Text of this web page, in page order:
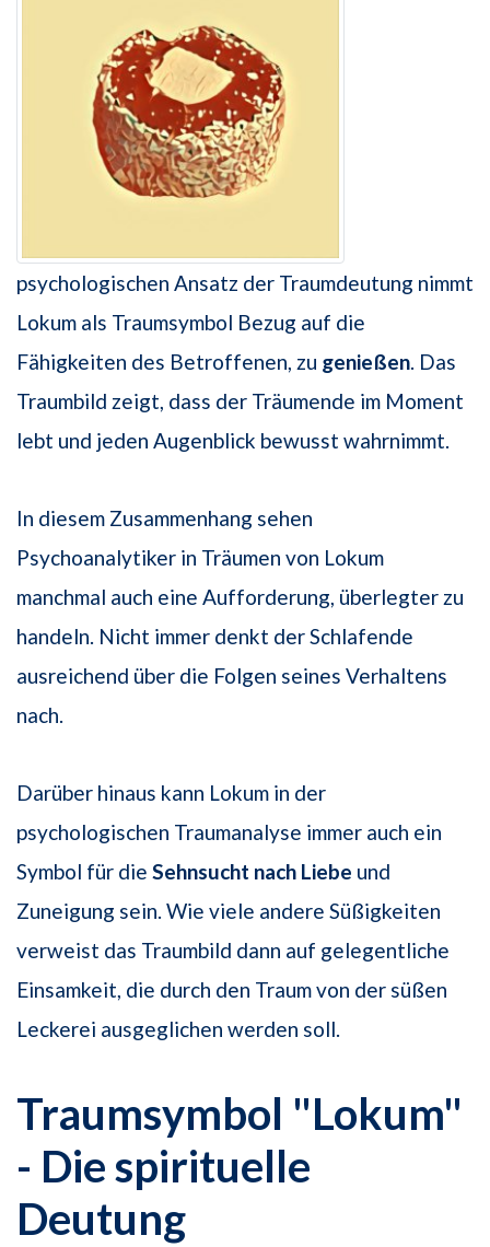
psychologischen Ansatz der Traumdeutung nimmt
Lokum als Traumsymbol Bezug auf die
Fähigkeiten des Betroffenen, zu genießen. Das
Traumbild zeigt, dass der Träumende im Moment
lebt und jeden Augenblick bewusst wahrnimmt.
In diesem Zusammenhang sehen
Psychoanalytiker in Träumen von Lokum
manchmal auch eine Aufforderung, überlegter zu
handeln. Nicht immer denkt der Schlafende
ausreichend über die Folgen seines Verhaltens
nach.
Darüber hinaus kann Lokum in der
psychologischen Traumanalyse immer auch ein
Symbol für die Sehnsucht nach Liebe und
Zuneigung sein. Wie viele andere Süßigkeiten
verweist das Traumbild dann auf gelegentliche
Einsamkeit, die durch den Traum von der süßen
Leckerei ausgeglichen werden soll.
Traumsymbol "Lokum"
- Die spirituelle
Deutung